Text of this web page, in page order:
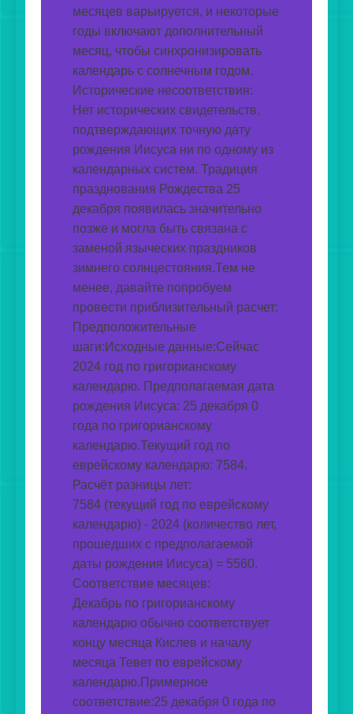
месяцев варьируется, и некоторые
годы включают дополнительный
месяц, чтобы синхронизировать
календарь с солнечным годом.
Исторические несоответствия:
Нет исторических свидетельств,
подтверждающих точную дату
рождения Иисуса ни по одному из
календарных систем. Традиция
празднования Рождества 25
декабря появилась значительно
позже и могла быть связана с
заменой языческих праздников
зимнего солнцестояния.Тем не
менее, давайте попробуем
провести приблизительный расчет:
Предположительные
шаги:Исходные данные:Сейчас
2024 год по григорианскому
календарю. Предполагаемая дата
рождения Иисуса: 25 декабря 0
года по григорианскому
календарю.Текущий год по
еврейскому календарю: 7584.
Расчёт разницы лет:
7584 (текущий год по еврейскому
календарю) - 2024 (количество лет,
прошедших с предполагаемой
даты рождения Иисуса) = 5560.
Соответствие месяцев:
Декабрь по григорианскому
календарю обычно соответствует
концу месяца Кислев и началу
месяца Тевет по еврейскому
календарю.Примерное
соответствие:25 декабря 0 года по